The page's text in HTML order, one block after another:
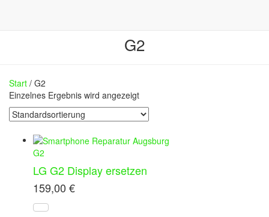
G2
Start / G2
Einzelnes Ergebnis wird angezeigt
G2
LG G2 Display ersetzen
159,00 €